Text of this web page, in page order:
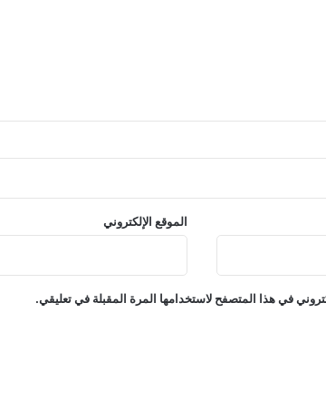
الموقع الإلكتروني
في هذا المتصفح لاستخدامها المرة المقبلة في تعليقي.